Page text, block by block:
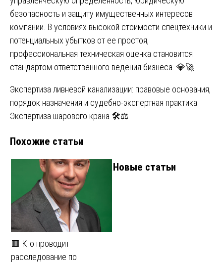
безопасность и защиту имущественных интересов
компании. В условиях высокой стоимости спецтехники и
потенциальных убытков от ее простоя,
профессиональная техническая оценка становится
стандартом ответственного ведения бизнеса. 💎🚀
Навигация
по
Экспертиза ливневой канализации: правовые основания,
порядок назначения и судебно-экспертная практика
Экспертиза шарового крана 🛠️⚖️
Похожие статьи
🟥 Кто проводит
расследование по
Новые статьи